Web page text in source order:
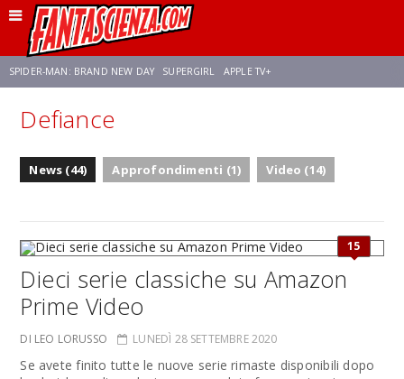
SPIDER-MAN: BRAND NEW DAY SUPERGIRL APPLE TV+
FRANCO RICCIARDIELLO
Defiance
News (44) Approfondimenti (1) Video (14)
15
Dieci serie classiche su Amazon
Prime Video
DI LEO LORUSSO LUNEDÌ 28 SETTEMBRE 2020
Se avete finito tutte le nuove serie rimaste disponibili dopo